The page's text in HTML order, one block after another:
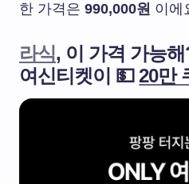
한 가격은 990,000원 이에
라식, 이 가격 가능
여신티켓이 💵20만